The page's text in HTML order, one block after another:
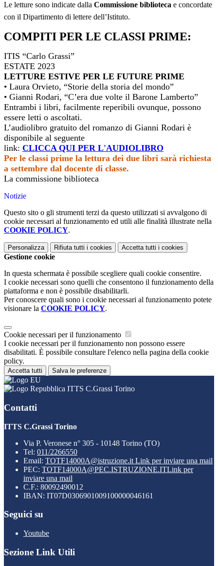
Le letture sono indicate dalla Commissione biblioteca e concordate
con il Dipartimento di lettere dell’Istituto.
COMPITI PER LE CLASSI PRIME:
ITIS “Carlo Grassi”
ESTATE 2023
LETTURE ESTIVE PER LE FUTURE PRIME
• Laura Orvieto, “Storie della storia del mondo”
• Gianni Rodari, “C’era due volte il Barone Lamberto”
Entrambi i libri, facilmente reperibili ovunque, possono
essere letti o ascoltati.
L’audiolibro gratuito del romanzo di Gianni Rodari è
disponibile al seguente
link: CLICCA QUI PER L'AUDIOLIBRO
Per le classi prime la lettura dei due libri sarà richiesta
a settembre dal docente di classe.
La commissione biblioteca
Notizie
Questo sito o gli strumenti terzi da questo utilizzati si avvalgono di
cookie necessari al funzionamento ed utili alle finalità illustrate nella
COOKIE POLICY.
Personalizza Rifiuta tutti i cookies Accetta tutti i cookies
Gestione cookie
In questa schermata è possibile scegliere quali cookie consentire.
I cookie necessari sono quelli che consentono il funzionamento della
piattaforma e non è possibile disabilitarli.
Per conoscere quali sono i cookie necessari al funzionamento potete
visionare la COOKIE POLICY.
Cookie necessari per il funzionamento
I cookie necessari per il funzionamento non possono essere
disabilitati. È possibile consultare l'elenco nella pagina della cookie
policy.
Accetta tutti Salva le preferenze
ITTS C.Grassi Torino
Contatti
ITTS C.Grassi Torino
Via P. Veronese n° 305 - 10148 Torino (TO)
Tel: 011/2266550
Email: TOTF14000A@istruzione.it Link per inviare una mail
PEC: TOTF14000A@PEC.ISTRUZIONE.ITLink per
inviare una mail
C.F.: 80092490012
IBAN: IT07D0306901009100000046161
Seguici su
Youtube
Sezione Link Utili